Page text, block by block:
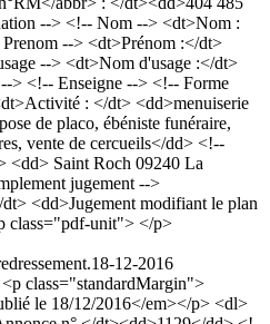
--> <!-- Nom --> <dt>Nom :
--> <dt>Prénom :</dt>
--> <dt>Nom d'usage :</dt>
<!-- Enseigne --> <!-- Forme
: </dt> <dd>menuiserie
de placo, ébéniste funéraire,
vente de cercueils</dd> <!--
<dd> Saint Roch 09240 La
jugement -->
<dd>Jugement modifiant le plan
class="pdf-unit"> </p>
18-12-2016
class="standardMargin">
le 18/12/2016</em></p> <dl>